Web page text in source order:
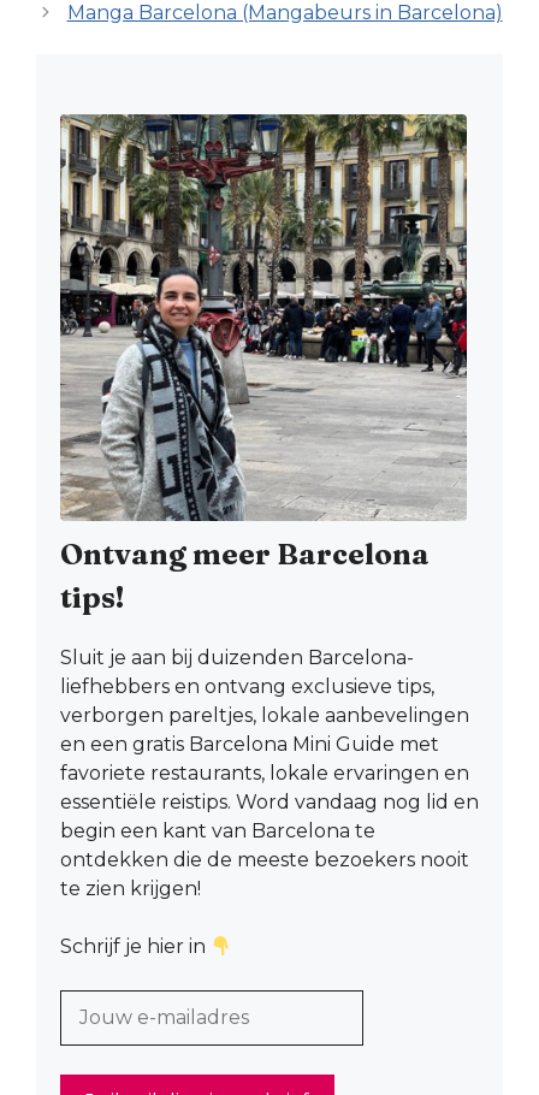
Manga Barcelona (Mangabeurs in Barcelona)
Ontvang meer Barcelona
tips!
Sluit je aan bij duizenden Barcelona-
liefhebbers en ontvang exclusieve tips,
verborgen pareltjes, lokale aanbevelingen
en een gratis Barcelona Mini Guide met
favoriete restaurants, lokale ervaringen en
essentiële reistips. Word vandaag nog lid en
begin een kant van Barcelona te
ontdekken die de meeste bezoekers nooit
te zien krijgen!
Schrijf je hier in